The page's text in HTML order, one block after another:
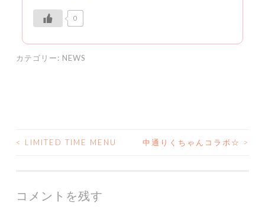
0
カテゴリー: NEWS
投
ナ
< LIMITED TIME MENU 中通りくちゃんコラボ☆ >
コメントを残す